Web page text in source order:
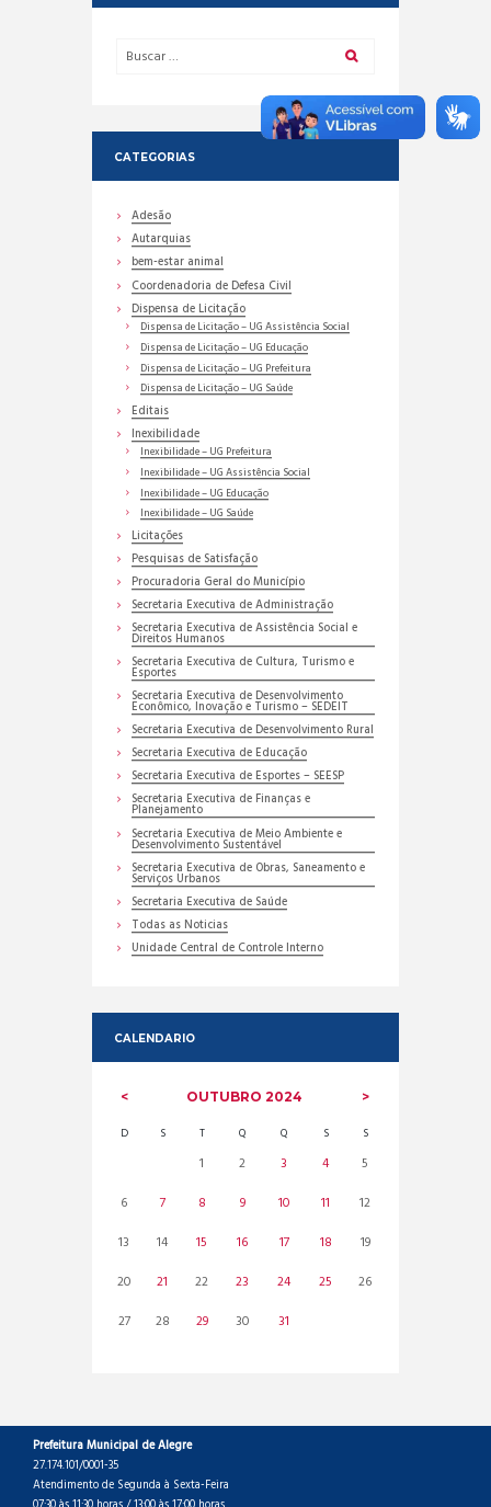
CATEGORIAS
Adesão
Autarquias
bem-estar animal
Coordenadoria de Defesa Civil
Dispensa de Licitação
Dispensa de Licitação – UG Assistência Social
Dispensa de Licitação – UG Educação
Dispensa de Licitação – UG Prefeitura
Dispensa de Licitação – UG Saúde
Editais
Inexibilidade
Inexibilidade – UG Prefeitura
Inexibilidade – UG Assistência Social
Inexibilidade – UG Educação
Inexibilidade – UG Saúde
Licitações
Pesquisas de Satisfação
Procuradoria Geral do Município
Secretaria Executiva de Administração
Secretaria Executiva de Assistência Social e
Direitos Humanos
Secretaria Executiva de Cultura, Turismo e
Esportes
Secretaria Executiva de Desenvolvimento
Econômico, Inovação e Turismo – SEDEIT
Secretaria Executiva de Desenvolvimento Rural
Secretaria Executiva de Educação
Secretaria Executiva de Esportes – SEESP
Secretaria Executiva de Finanças e
Planejamento
Secretaria Executiva de Meio Ambiente e
Desenvolvimento Sustentável
Secretaria Executiva de Obras, Saneamento e
Serviços Urbanos
Secretaria Executiva de Saúde
Todas as Noticias
Unidade Central de Controle Interno
CALENDARIO
OUTUBRO2024
D S T Q Q S S
1 2 3 4
5
6
7 8 9 10 11
12
13
14 15 16 17 18
19
20
21 22 23 24 25
26
27
28 29 30 31
Prefeitura Municipal de Alegre
27.174.101/0001-35
Atendimento de Segunda à Sexta-Feira